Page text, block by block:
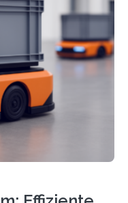
und was sie
Frankfurt University
untersucht und
Gemeinsam mit
stellten sie am 15.